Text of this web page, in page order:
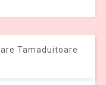
Tamaduitoare